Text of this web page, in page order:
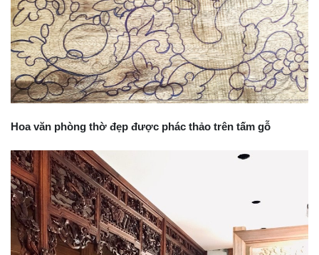
Hoa văn phòng thờ đẹp được phác thảo trên tấm gỗ